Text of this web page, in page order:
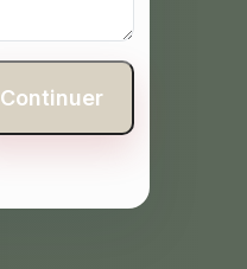
Continuer